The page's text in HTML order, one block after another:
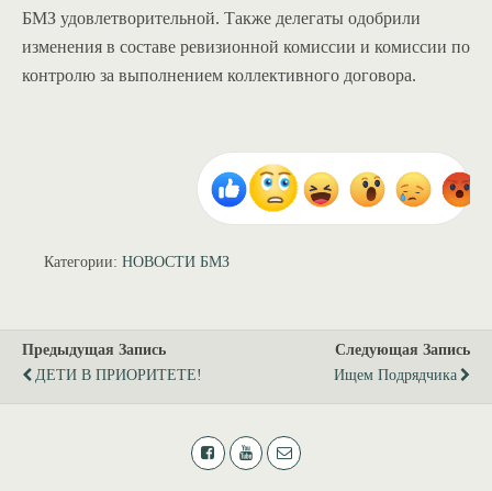
БМЗ удовлетворительной. Также делегаты одобрили
изменения в составе ревизионной комиссии и комиссии по
контролю за выполнением коллективного договора.
Категории: НОВОСТИ БМЗ
Предыдущая Запись
ДЕТИ В ПРИОРИТЕТЕ!
Следующая Запись
Ищем Подрядчика